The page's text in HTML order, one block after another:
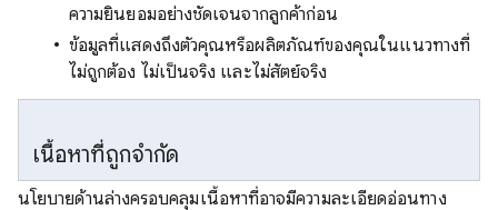
ความยินยอมอย่างชัดเจนจากลูกค้าก่อน
ข้อมูลที่แสดงถึงตัวคุณหรือผลิตภัณฑ์ของคุณในแนวทางที่
ไม่ถูกต้อง ไม่เป็นจริง และไม่สัตย์จริง
เนื้อหาที่ถูกจำกัด
นโยบายด้านล่างครอบคลุมเนื้อหาที่อาจมีความละเอียดอ่อนทาง